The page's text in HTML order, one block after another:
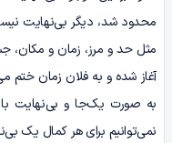
محدود شد، دیگر بی‌نهایت
مثل حد و مرز، زمان و مکان،
آغاز شده و به فلان زمان ختم
به صورت یک‌جا و بی‌نهایت
نمی‌توانیم برای هر کمال یک